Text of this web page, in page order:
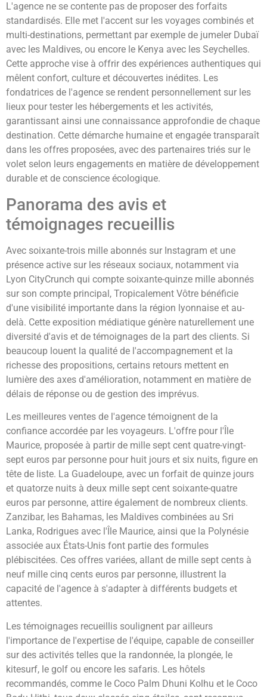
L'agence ne se contente pas de proposer des forfaits
standardisés. Elle met l'accent sur les voyages combinés et
multi-destinations, permettant par exemple de jumeler Dubaï
avec les Maldives, ou encore le Kenya avec les Seychelles.
Cette approche vise à offrir des expériences authentiques qui
mêlent confort, culture et découvertes inédites. Les
fondatrices de l'agence se rendent personnellement sur les
lieux pour tester les hébergements et les activités,
garantissant ainsi une connaissance approfondie de chaque
destination. Cette démarche humaine et engagée transparaît
dans les offres proposées, avec des partenaires triés sur le
volet selon leurs engagements en matière de développement
durable et de conscience écologique.
Panorama des avis et
témoignages recueillis
Avec soixante-trois mille abonnés sur Instagram et une
présence active sur les réseaux sociaux, notamment via
Lyon CityCrunch qui compte soixante-quinze mille abonnés
sur son compte principal, Tropicalement Vôtre bénéficie
d'une visibilité importante dans la région lyonnaise et au-
delà. Cette exposition médiatique génère naturellement une
diversité d'avis et de témoignages de la part des clients. Si
beaucoup louent la qualité de l'accompagnement et la
richesse des propositions, certains retours mettent en
lumière des axes d'amélioration, notamment en matière de
délais de réponse ou de gestion des imprévus.
Les meilleures ventes de l'agence témoignent de la
confiance accordée par les voyageurs. L'offre pour l'Île
Maurice, proposée à partir de mille sept cent quatre-vingt-
sept euros par personne pour huit jours et six nuits, figure en
tête de liste. La Guadeloupe, avec un forfait de quinze jours
et quatorze nuits à deux mille sept cent soixante-quatre
euros par personne, attire également de nombreux clients.
Zanzibar, les Bahamas, les Maldives combinées au Sri
Lanka, Rodrigues avec l'Île Maurice, ainsi que la Polynésie
associée aux États-Unis font partie des formules
plébiscitées. Ces offres variées, allant de mille sept cents à
neuf mille cinq cents euros par personne, illustrent la
capacité de l'agence à s'adapter à différents budgets et
attentes.
Les témoignages recueillis soulignent par ailleurs
l'importance de l'expertise de l'équipe, capable de conseiller
sur des activités telles que la randonnée, la plongée, le
kitesurf, le golf ou encore les safaris. Les hôtels
recommandés, comme le Coco Palm Dhuni Kolhu et le Coco